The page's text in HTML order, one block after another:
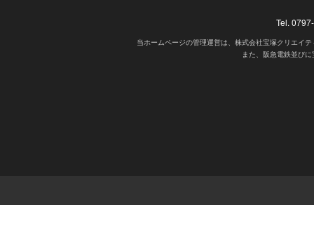
Tel.
当ホームページの管理運営は、株式会社宝塚クリエイ
また、阪急電鉄並び